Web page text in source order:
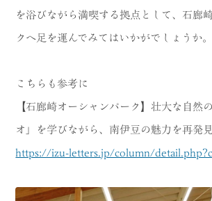
を浴びながら満喫する拠点として、石廊
クへ足を運んでみてはいかがでしょうか。
こちらも参考に
【石廊崎オーシャンパーク】壮大な自然
オ」を学びながら、南伊豆の魅力を再発見
https://izu-letters.jp/column/